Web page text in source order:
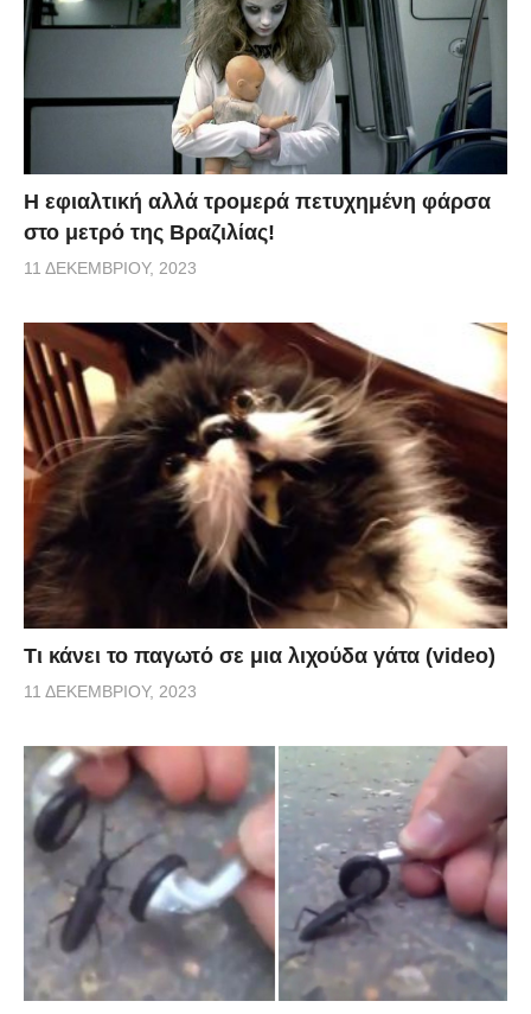
H εφιαλτική αλλά τρομερά πετυχημένη φάρσα
στο μετρό της Βραζιλίας!
11 ΔΕΚΕΜΒΡΊΟΥ, 2023
Τι κάνει το παγωτό σε μια λιχούδα γάτα (video)
11 ΔΕΚΕΜΒΡΊΟΥ, 2023